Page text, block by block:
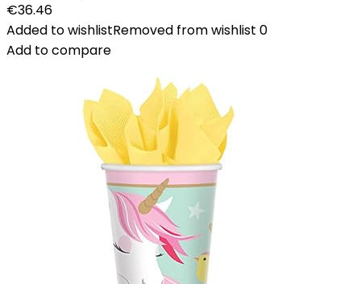
€36.46
Added to wishlistRemoved from wishlist 0
Add to compare